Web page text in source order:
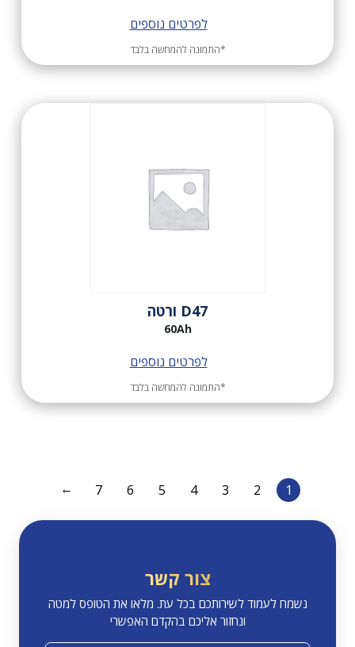
לפרטים נוספים
*התמונה להמחשה בלבד
D47 ורטה
לפרטים נוספים
*התמונה להמחשה בלבד
60Ah
1
2
3
4
5
6
7
←
צור קשר
נשמח לעמוד לשירותכם בכל עת. מלאו את הטופס למטה
ונחזור אליכם בהקדם האפשרי